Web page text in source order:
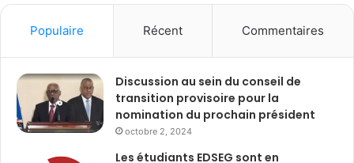
Populaire Récent Commentaires
Discussion au sein du conseil de
transition provisoire pour la
nomination du prochain président
octobre 2, 2024
Les étudiants EDSEG sont en